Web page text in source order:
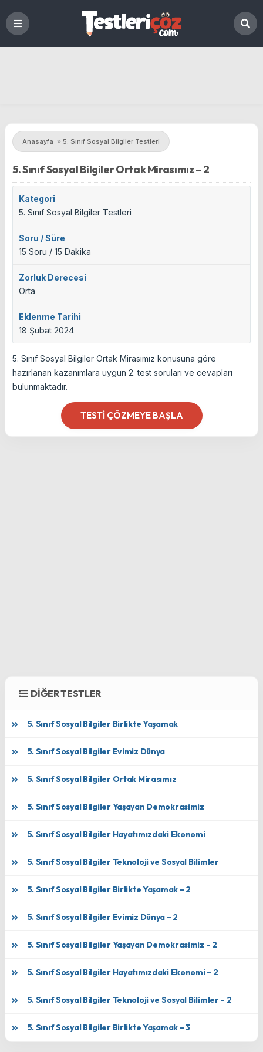
Anasayfa » 5. Sınıf Sosyal Bilgiler Testleri
5. Sınıf Sosyal Bilgiler Ortak Mirasımız – 2
Kategori
5. Sınıf Sosyal Bilgiler Testleri
Soru / Süre
15 Soru / 15 Dakika
Zorluk Derecesi
Orta
Eklenme Tarihi
18 Şubat 2024
5. Sınıf Sosyal Bilgiler Ortak Mirasımız konusuna göre
hazırlanan kazanımlara uygun 2. test soruları ve cevapları
bulunmaktadır.
TESTI ÇÖZMEYE BAŞLA
DİĞER TESTLER
5. Sınıf Sosyal Bilgiler Birlikte Yaşamak
5. Sınıf Sosyal Bilgiler Evimiz Dünya
5. Sınıf Sosyal Bilgiler Ortak Mirasımız
5. Sınıf Sosyal Bilgiler Yaşayan Demokrasimiz
5. Sınıf Sosyal Bilgiler Hayatımızdaki Ekonomi
5. Sınıf Sosyal Bilgiler Teknoloji ve Sosyal Bilimler
5. Sınıf Sosyal Bilgiler Birlikte Yaşamak – 2
5. Sınıf Sosyal Bilgiler Evimiz Dünya – 2
5. Sınıf Sosyal Bilgiler Yaşayan Demokrasimiz – 2
5. Sınıf Sosyal Bilgiler Hayatımızdaki Ekonomi – 2
5. Sınıf Sosyal Bilgiler Teknoloji ve Sosyal Bilimler – 2
5. Sınıf Sosyal Bilgiler Birlikte Yaşamak – 3